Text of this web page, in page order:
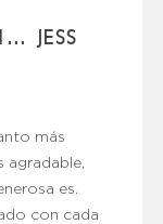
JESS
más
agradable,
es.
con cada